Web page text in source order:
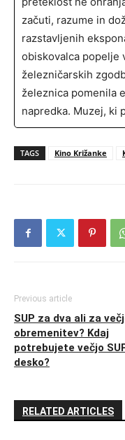
začuti, razume in
razstavljenih
obiskovalca popelje
železničarskih
železnica pomenila
napredka. Muzej, ki
TAGS Kino Križanke
Previous article
SUP za dva ali za
obremenitev? Kdaj
potrebujete večjo
desko?
RELATED ARTICLES